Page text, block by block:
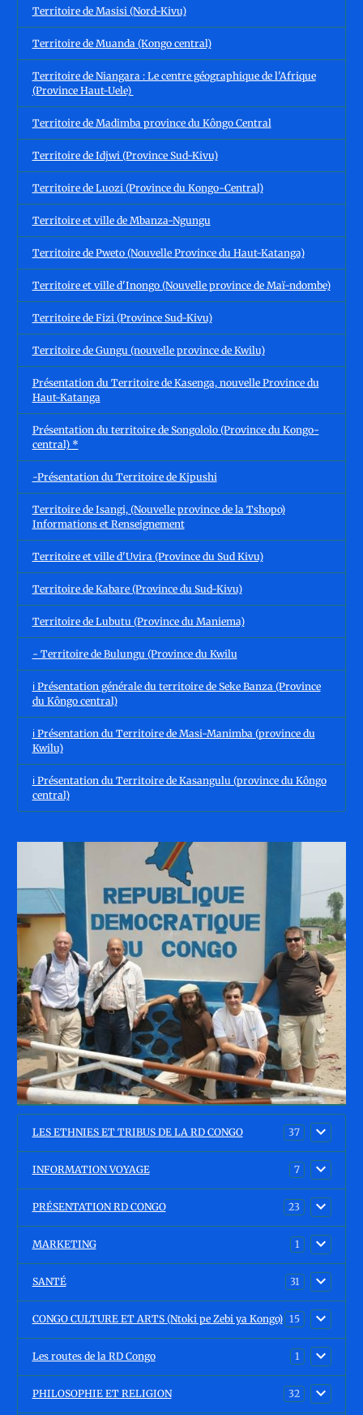
Territoire de Masisi (Nord-Kivu)
Territoire de Muanda (Kongo central)
Territoire de Niangara : Le centre géographique de l'Afrique
(Province Haut-Uele)
Territoire de Madimba province du Kôngo Central
Territoire de Idjwi (Province Sud-Kivu)
Territoire de Luozi (Province du Kongo-Central)
Territoire et ville de Mbanza-Ngungu
Territoire de Pweto (Nouvelle Province du Haut-Katanga)
Territoire et ville d'Inongo (Nouvelle province de Maï-ndombe)
Territoire de Fizi (Province Sud-Kivu)
Territoire de Gungu (nouvelle province de Kwilu)
Présentation du Territoire de Kasenga, nouvelle Province du
Haut-Katanga
Présentation du territoire de Songololo (Province du Kongo-
central) *
-Présentation du Territoire de Kipushi
Territoire de Isangi, (Nouvelle province de la Tshopo)
Informations et Renseignement
Territoire et ville d'Uvira (Province du Sud Kivu)
Territoire de Kabare (Province du Sud-Kivu)
Territoire de Lubutu (Province du Maniema)
- Territoire de Bulungu (Province du Kwilu
ℹ️ Présentation générale du territoire de Seke Banza (Province
du Kôngo central)
ℹ️ Présentation du Territoire de Masi-Manimba (province du
Kwilu)
ℹ️ Présentation du Territoire de Kasangulu (province du Kôngo
central)
LES ETHNIES ET TRIBUS DE LA RD CONGO 37
INFORMATION VOYAGE 7
PRÉSENTATION RD CONGO 23
MARKETING 1
SANTÉ 31
CONGO CULTURE ET ARTS (Ntoki pe Zebi ya Kongo) 15
Les routes de la RD Congo 1
PHILOSOPHIE ET RELIGION 32